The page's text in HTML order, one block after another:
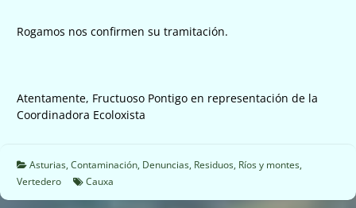
Rogamos nos confirmen su tramitación.
Atentamente, Fructuoso Pontigo en representación de la
Coordinadora Ecoloxista
Asturias, Contaminación, Denuncias, Residuos, Ríos y montes,
Vertedero
Cauxa